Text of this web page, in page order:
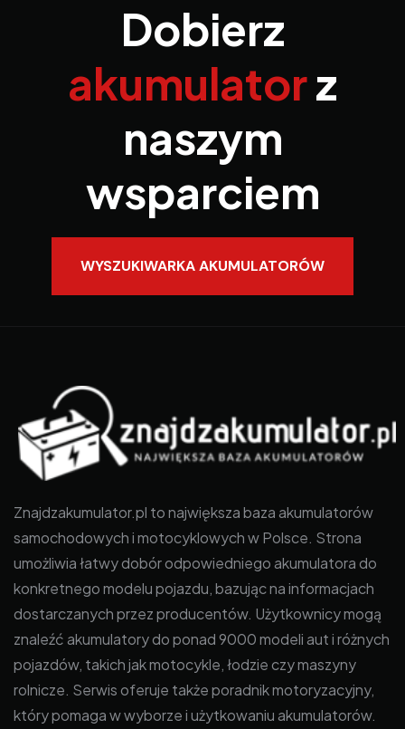
Dobierz
akumulatorz
naszym
wsparciem
WYSZUKIWARKA AKUMULATORÓW
Znajdzakumulator.pl to największa baza akumulatorów
samochodowych i motocyklowych w Polsce. Strona
umożliwia łatwy dobór odpowiedniego akumulatora do
konkretnego modelu pojazdu, bazując na informacjach
dostarczanych przez producentów. Użytkownicy mogą
znaleźć akumulatory do ponad 9000 modeli aut i różnych
pojazdów, takich jak motocykle, łodzie czy maszyny
rolnicze. Serwis oferuje także poradnik motoryzacyjny,
który pomaga w wyborze i użytkowaniu akumulatorów.